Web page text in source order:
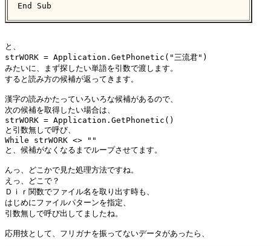
End Sub
と、
strWORK = Application.GetPhonetic("三流君")
みたいに、まず探したい単語を引数で渡します。
すると読み方の候補が返ってきます。
漢字の読みかたっていろいろな候補があるので、
次の候補を取得したい場合は、
strWORK = Application.GetPhonetic()
と引数無しで呼び、
While strWORK <> ""
と、候補がなくなるまでループさせてます。
んっ、どこかで見た処理方法ですね。
えっ、どこで？
Ｄｉｒ関数でファイル名を取り出す時も、
はじめにファイルパターンを指定、
引数無しで呼び出してましたね。
応用技として、フリガナを振ってないデータがあったら、